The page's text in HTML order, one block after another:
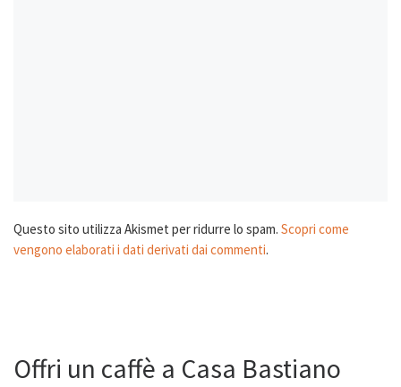
Questo sito utilizza Akismet per ridurre lo spam. Scopri come
vengono elaborati i dati derivati dai commenti.
Offri un caffè a Casa Bastiano